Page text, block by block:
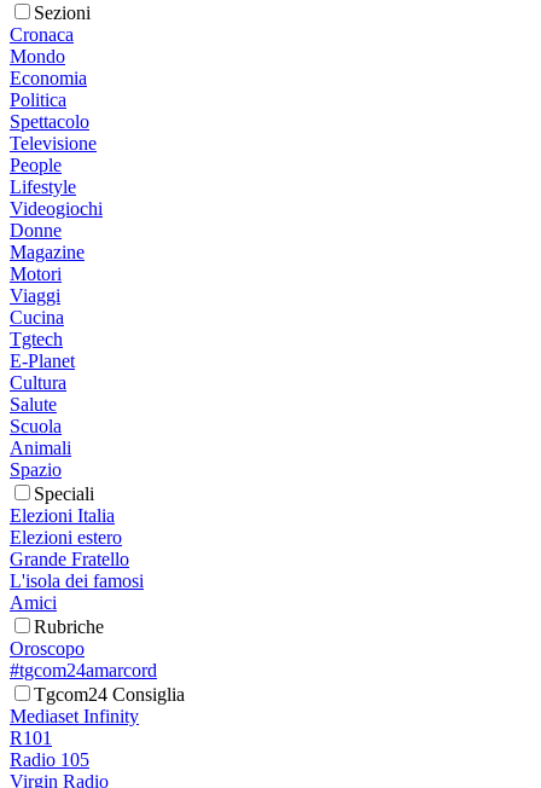
Sezioni
Cronaca
Mondo
Economia
Politica
Spettacolo
Televisione
People
Lifestyle
Videogiochi
Donne
Magazine
Motori
Viaggi
Cucina
Tgtech
E-Planet
Cultura
Salute
Scuola
Animali
Spazio
Speciali
Elezioni Italia
Elezioni estero
Grande Fratello
L'isola dei famosi
Amici
Rubriche
Oroscopo
#tgcom24amarcord
Tgcom24 Consiglia
Mediaset Infinity
R101
Radio 105
Virgin Radio